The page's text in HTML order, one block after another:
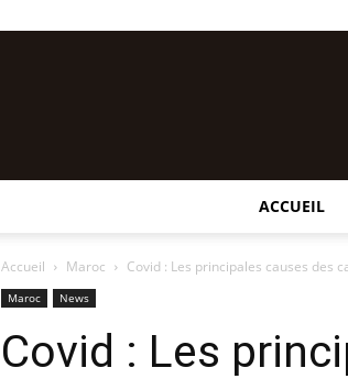
ACCUEIL
Accueil Maroc Covid : Les principales causes des
Maroc News
Covid : Les